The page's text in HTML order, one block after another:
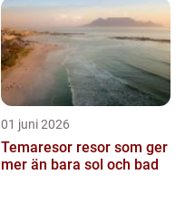
01 juni 2026
Temaresor resor som ger
mer än bara sol och bad